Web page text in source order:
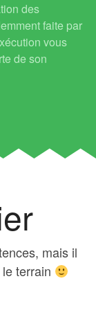
des
faite par
vous
de son
mais il
terrain